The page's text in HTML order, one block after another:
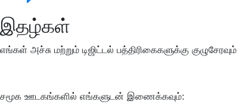
இதழ்கள்
எங்கள் அச்சு மற்றும் டிஜிட்டல் பத்திரிகைகளுக்கு குழுசேரவும்
சமூக ஊடகங்களில் எங்களுடன் இணைக்கவும்: